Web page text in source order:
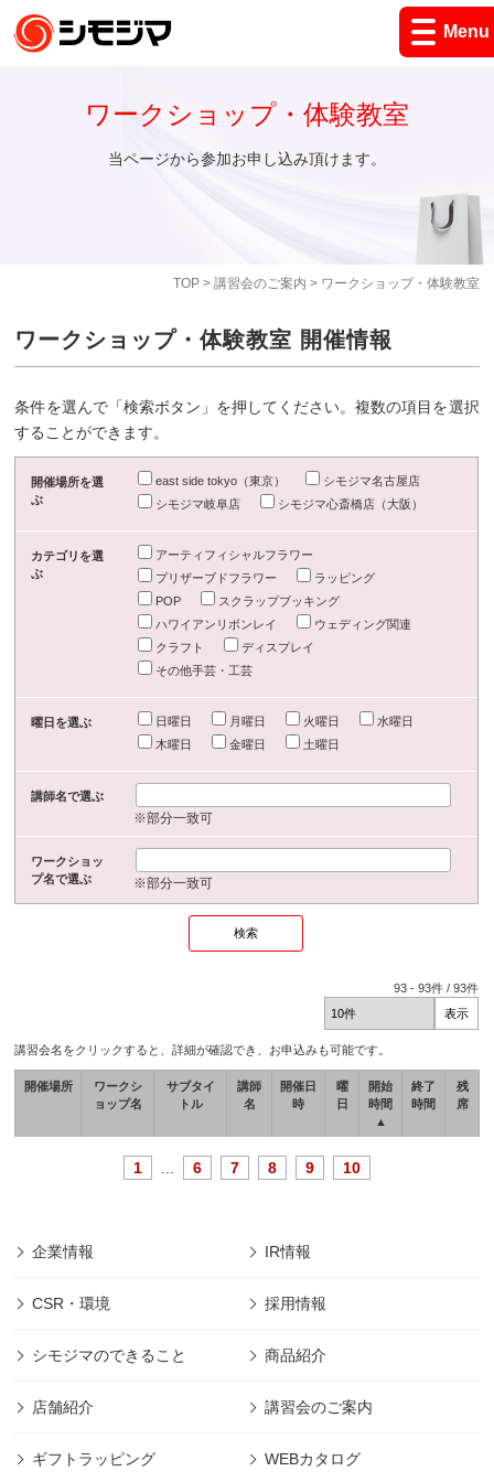
Menu
TOP> 講習会のご案内 > ワークショップ・体験教室
ワークショップ・体験教室
当ページから参加お申し込み頂けます。
ワークショップ・体験教室 開催情報
条件を選んで「検索ボタン」を押してください。複数の項目を選択
することができます。
開催場所を選
ぶ
east side tokyo（東京）
シモジマ名古屋店
シモジマ岐阜店
シモジマ心斎橋店（大阪）
カテゴリを選
ぶ
アーティフィシャルフラワー
プリザーブドフラワー
ラッピング
POP
スクラップブッキング
ハワイアンリボンレイ
ウェディング関連
クラフト
ディスプレイ
その他手芸・工芸
曜日を選ぶ 日曜日 月曜日 火曜日
水曜日
木曜日
金曜日 土曜日
講師名で選ぶ
※部分一致可
ワークショッ
プ名で選ぶ
※部分一致可
93 -93件 /93件
講習会名をクリックすると、詳細が確認でき、お申込みも可能です。
開催場所
ワークシ
ョップ名
サブタイ
トル
講師
名
開催日
時
曜
日
開始
時間
▲
終了
時間
残
席
1 6 7 8 9 10
企業情報 IR情報
CSR・環境 採用情報
シモジマのできること 商品紹介
店舗紹介 講習会のご案内
ギフトラッピング WEBカタログ